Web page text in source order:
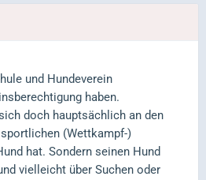
und Hundeverein
haben.
doch hauptsächlich an den
(Wettkampf-)
hat. Sondern seinen Hund
vielleicht über Suchen oder